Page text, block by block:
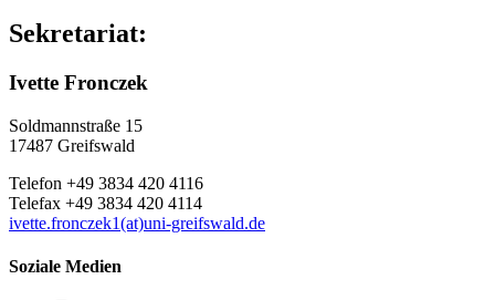
Sekretariat:
Ivette Fronczek
Soldmannstraße 15
17487 Greifswald
Telefon +49 3834 420 4116
Telefax +49 3834 420 4114
ivette.fronczek1(at)uni-greifswald.de
Soziale Medien